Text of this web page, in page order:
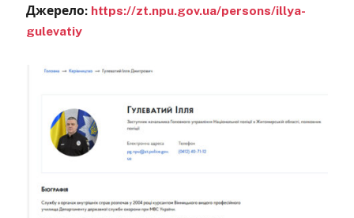
Джерело: https://zt.npu.gov.ua/persons/illya-
gulevatiy